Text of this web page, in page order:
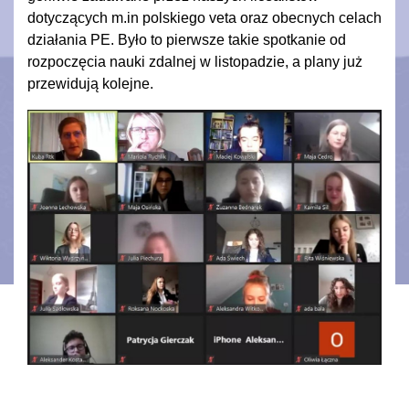
dotyczących m.in polskiego veta oraz obecnych celach
działania PE. Było to pierwsze takie spotkanie od
rozpoczęcia nauki zdalnej w listopadzie, a plany już
przewidują kolejne.